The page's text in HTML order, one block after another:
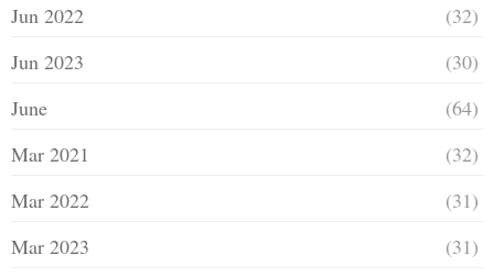
Jun 2022
(32)
Jun 2023
(30)
June
(64)
Mar 2021
(32)
Mar 2022
(31)
Mar 2023
(31)